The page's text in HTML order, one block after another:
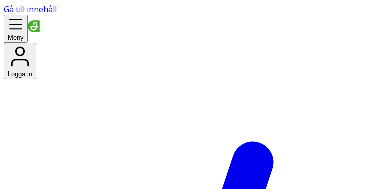
Gå till innehåll
Meny
Logga in